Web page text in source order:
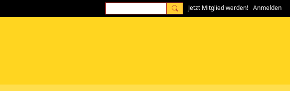
Jetzt Mitglied werden! Anmelden